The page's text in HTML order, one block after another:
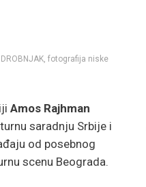
DROBNJAK, fotografija niske
Amos Rajhman
saradnju Srbije i
od posebnog
scenu Beograda.